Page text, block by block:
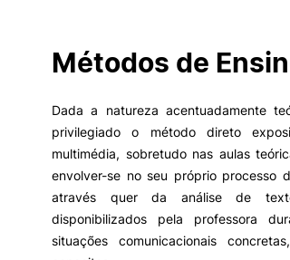
Razões para escolher a
Oliveira do Hospital
Associações de Estudantes
Vida Académica
II&D E
Empresas
INOPOL Academia
i2A - Instituto de
Aplicada
Produção
Coimbra iTEC
Métodos de
Dada a natureza acentuadamente
privilegiado o método direto
multimédia, sobretudo nas aulas
envolver-se no seu próprio processo
através quer da análise de
disponibilizados pela professora
situações comunicacionais